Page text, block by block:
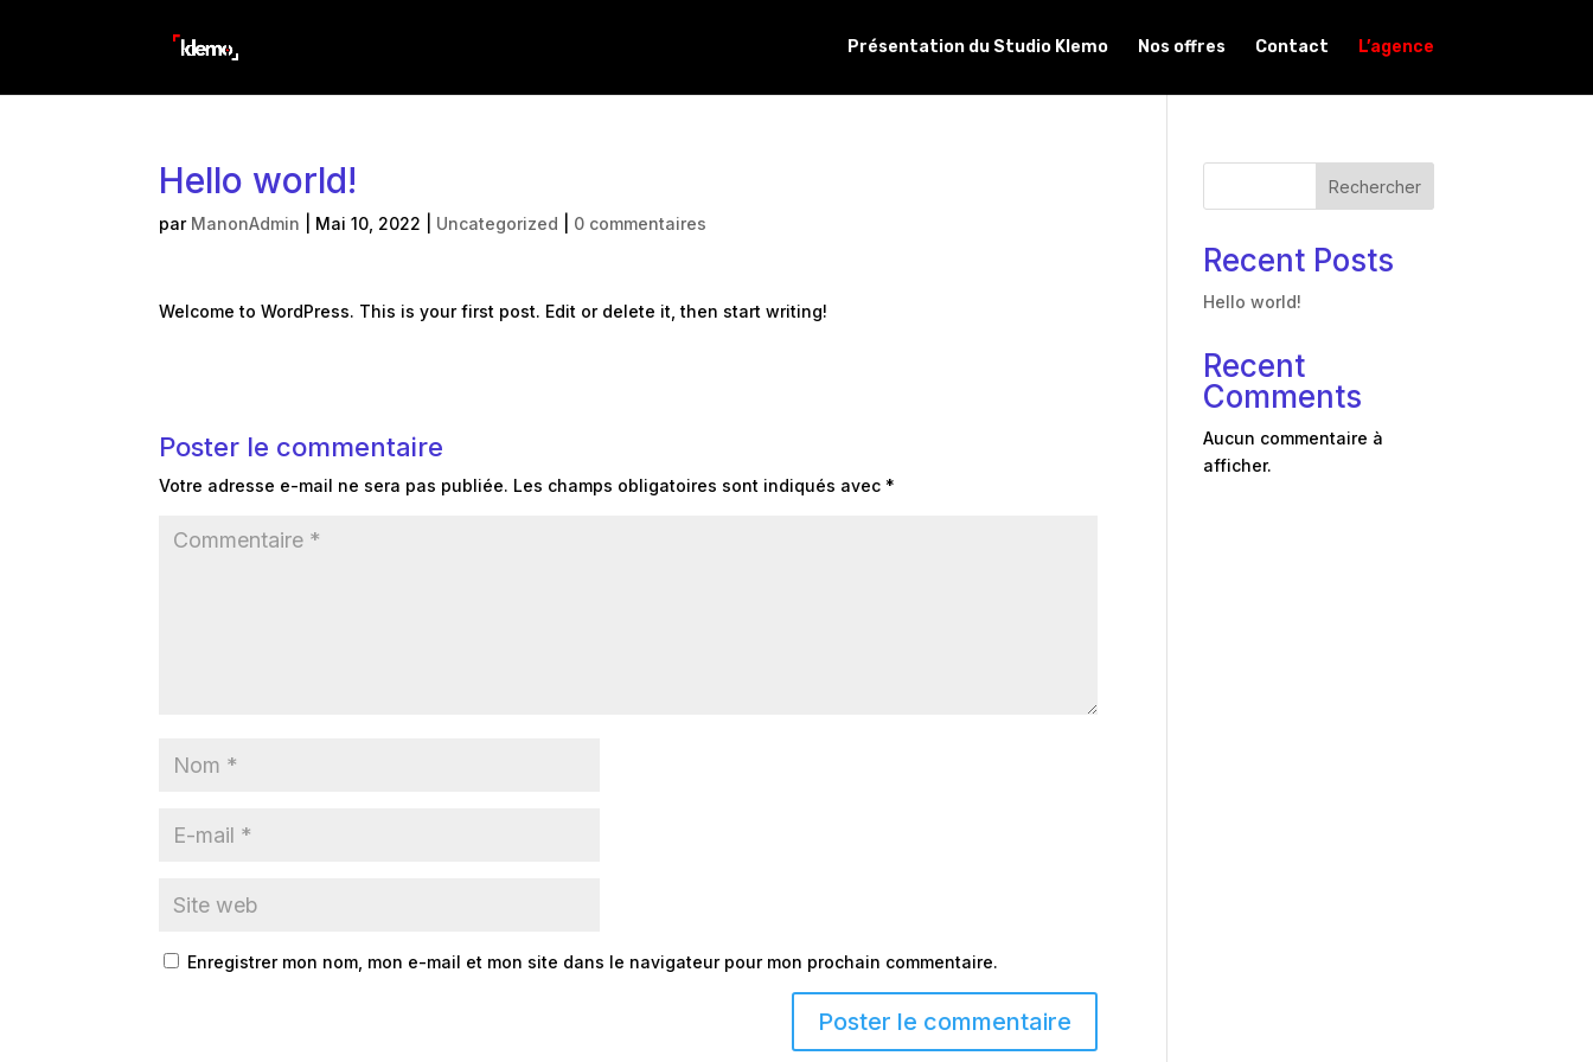
Présentation du Studio Klemo Nos offres Contact L’agence
Hello world!
par ManonAdmin Mai 10, 2022 Uncategorized 0 commentaires
Welcome to WordPress. This is your first post. Edit or delete it, then start writing!
Poster le commentaire
Votre adresse e-mail ne sera pas publiée. Les champs obligatoires sont indiqués avec *
Enregistrer mon nom, mon e-mail et mon site dans le navigateur pour mon prochain commentaire.
Rechercher
Recent Posts
Hello world!
Recent
Comments
Aucun commentaire à
afficher.